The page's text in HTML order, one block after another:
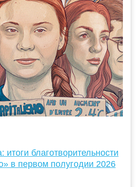
благотворительности
в первом полугодии 2026